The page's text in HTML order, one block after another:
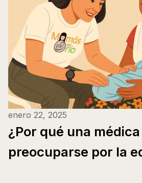
enero 22, 2025
¿Por qué una
preocuparse por la